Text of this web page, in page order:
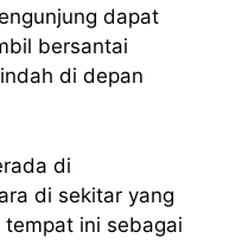
dapat
bersantai
di depan
di
di sekitar yang
ini sebagai